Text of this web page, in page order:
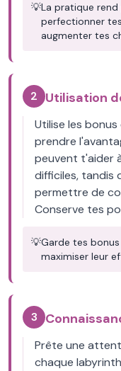
💡La pratique
perfectionner
augmenter tes
2 Utilisation
Utilise les
prendre
peuvent t'aider
difficiles, tandis
permettre de
Conserve tes
💡Garde tes
maximiser leur
3
Prête une
chaque